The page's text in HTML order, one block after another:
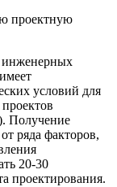
проектную
инженерных
условий для
Получение
ряда факторов,
20-30
проектирования.